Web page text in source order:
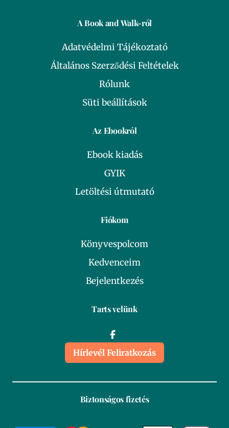
A Book and Walk-ról
Adatvédelmi Tájékoztató
Általános Szerződési Feltételek
Rólunk
Süti beállítások
Az Ebookról
Ebook kiadás
GYIK
Letöltési útmutató
Fiókom
Könyvespolcom
Kedvenceim
Bejelentkezés
Tarts velünk
Hírlevél Feliratkozás
Biztonságos fizetés